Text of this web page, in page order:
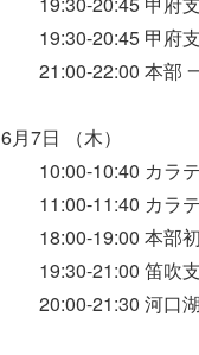
19:30-20:45 甲府支
21:00-22:00 本部 一
6月7日 （木）
10:00-10:40 カラテ
11:00-11:40 カラテ
18:00-19:00 本部初
19:30-21:00 笛吹支
20:00-21:30 河口湖